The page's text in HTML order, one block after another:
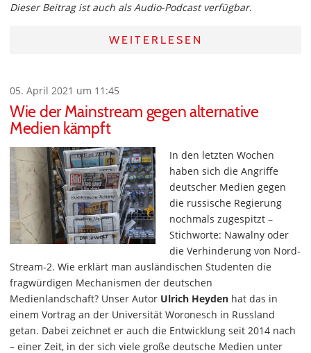
Dieser Beitrag ist auch als Audio-Podcast verfügbar.
WEITERLESEN
05. April 2021 um 11:45
Wie der Mainstream gegen alternative
Medien kämpft
In den letzten Wochen
haben sich die Angriffe
deutscher Medien gegen
die russische Regierung
nochmals zugespitzt –
Stichworte: Nawalny oder
die Verhinderung von Nord-
Stream-2. Wie erklärt man ausländischen Studenten die
fragwürdigen Mechanismen der deutschen
Medienlandschaft? Unser Autor Ulrich Heyden hat das in
einem Vortrag an der Universität Woronesch in Russland
getan. Dabei zeichnet er auch die Entwicklung seit 2014 nach
– einer Zeit, in der sich viele große deutsche Medien unter